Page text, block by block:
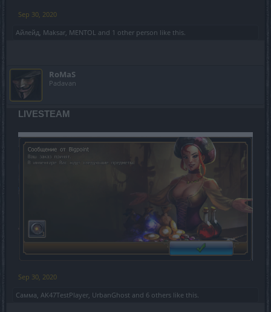
Sep 30, 2020
Айлейд Maksar MENTOL and 1 other person like this.
RoMaS
Padavan
LIVESTEAM
Sep 30, 2020
Самма AK47TestPlayer UrbanGhost and 6 others like this.